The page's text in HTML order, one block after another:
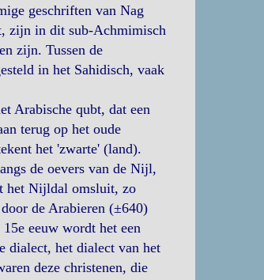
geschriften van Nag
zijn in dit sub-Achmimisch
zijn. Tussen de
in het Sahidisch, vaak
Arabische qubt, dat een
terug op het oude
het 'zwarte' (land).
de oevers van de Nijl,
het Nijldal omsluit, zo
de Arabieren (±640)
eeuw wordt het een
dialect, het dialect van het
deze christenen, die